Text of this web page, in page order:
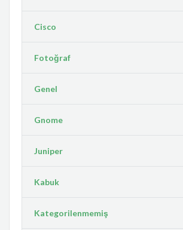
Cisco
Fotoğraf
Genel
Gnome
Juniper
Kabuk
Kategorilenmemiş